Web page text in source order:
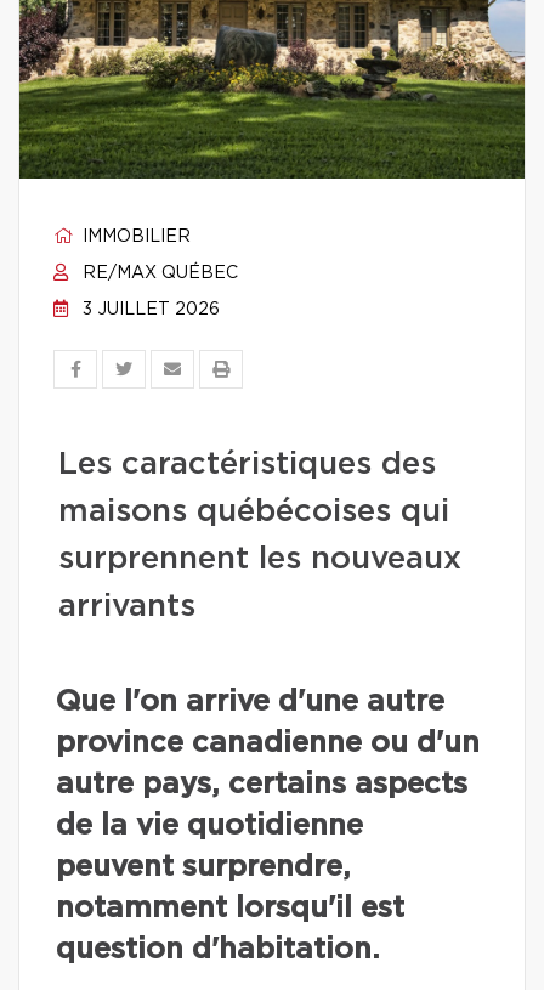
IMMOBILIER
RE/MAX QUÉBEC
3 JUILLET 2026
Les caractéristiques des
maisons québécoises qui
surprennent les nouveaux
arrivants
Que l'on arrive d'une autre
province canadienne ou d'un
autre pays, certains aspects
de la vie quotidienne
peuvent surprendre,
notamment lorsqu'il est
question d'habitation.